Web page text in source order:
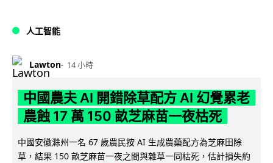
人工智能
Lawton 14 小時
中國農夫 AI 開錯除草配方 AI 幻覺累老
農蝕 17 萬 150 畝芝麻苗一夜枯死
中國安徽滁州一名 67 歲農民按 AI 生成農藥配方為芝麻田除
草，結果 150 畝芝麻苗一夜之間與雜草一同枯死，估計損失約